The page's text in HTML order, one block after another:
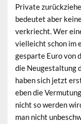
Private
bedeutet aber
verkriecht. Wer
vielleicht schon im
gesparte Euro von
die Neugestaltung
haben sich jetzt
eben die
nicht so werden
man nicht